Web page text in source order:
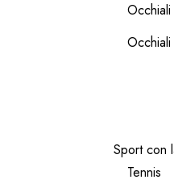
Sport con
Tennis